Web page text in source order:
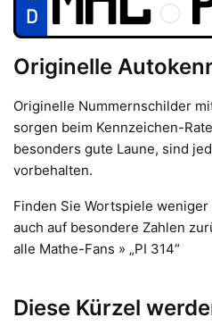
Originelle
Originelle Nummernschilder mit
sorgen beim Kennzeichen-
besonders gute Laune, sind
vorbehalten.
Finden Sie Wortspiele
auch auf besondere Zahlen
alle Mathe-Fans » „PI 314“
Diese Kürzel